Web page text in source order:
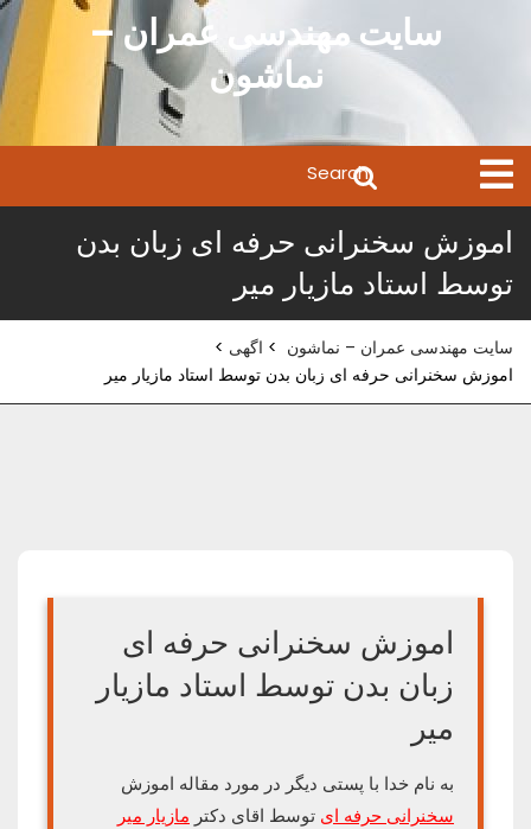
سایت مهندسی عمران –
نماشون
Open
Menu
for:
اموزش سخنرانی حرفه ای زبان بدن
توسط استاد مازیار میر
سایت مهندسی عمران – نماشون > اگهی >
اموزش سخنرانی حرفه ای زبان بدن توسط استاد مازیار میر
اموزش سخنرانی حرفه ای
زبان بدن توسط استاد مازیار
میر
به نام خدا با پستی دیگر در مورد مقاله اموزش
سخنرانی حرفه ای توسط اقای دکتر مازیار میر